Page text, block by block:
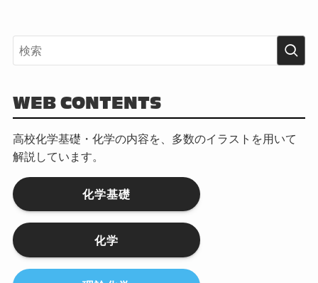
WEB CONTENTS
高校化学基礎・化学の内容を、多数のイラストを用いて
解説しています。
化学基礎
化学